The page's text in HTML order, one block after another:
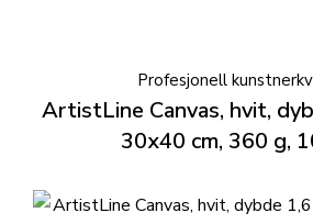
Profesjonell
ArtistLine Canvas, hvit,
30x40 cm, 360 g,